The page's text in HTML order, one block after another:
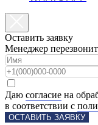
Оставить заявку
Менеджер
Даю согласие на
в соответствии с
ОСТАВИТЬ ЗАЯВКУ